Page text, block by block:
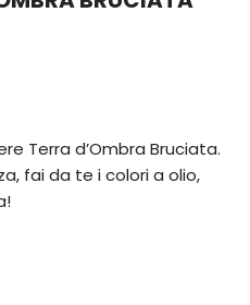
Terra d’Ombra Bruciata.
fai da te i colori a olio,